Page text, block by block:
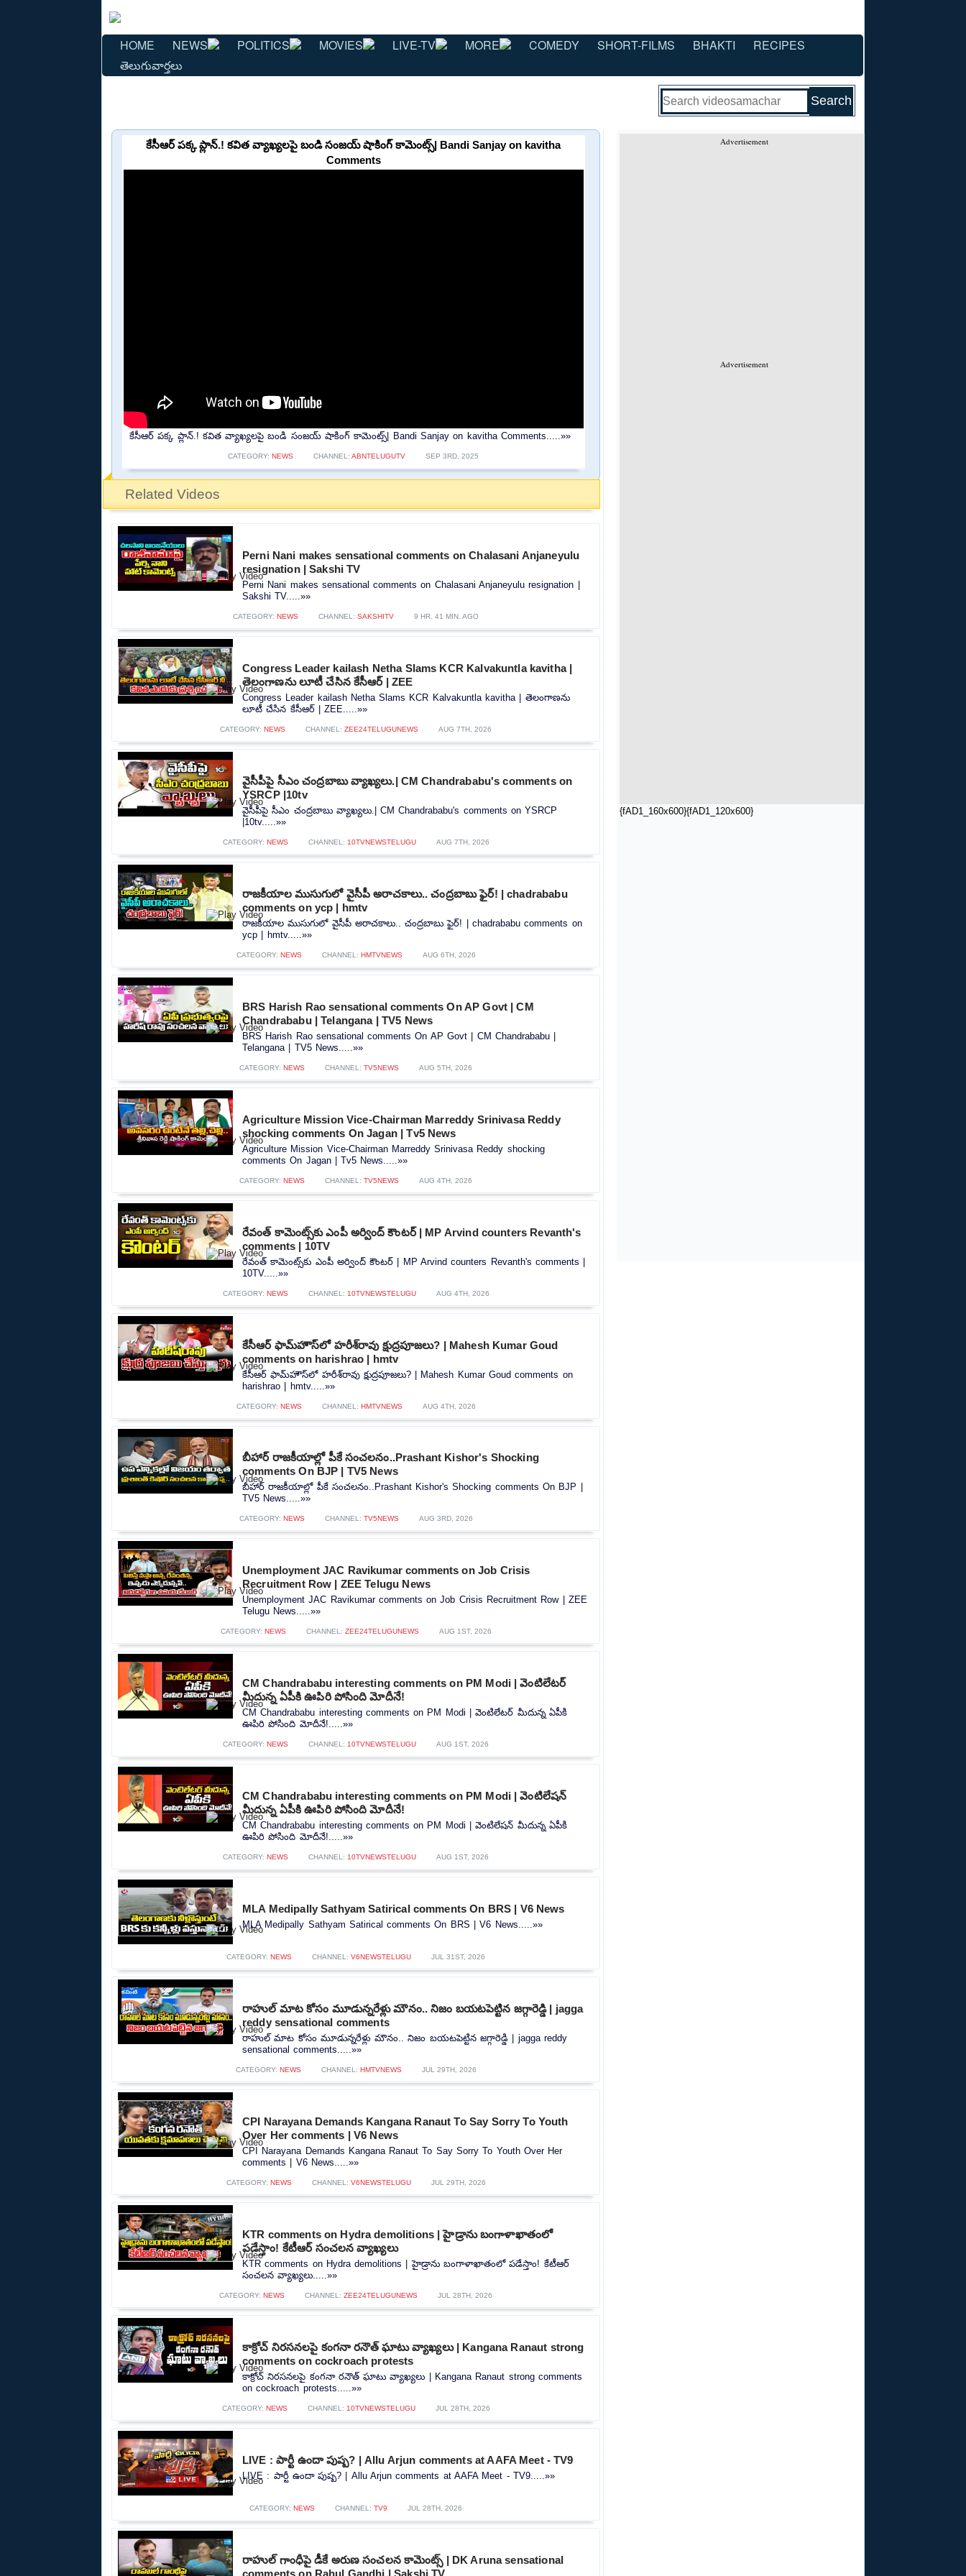
HOME NEWS POLITICS MOVIES LIVE-TV MORE COMEDY SHORT-FILMS BHAKTI
RECIPES
తెలుగువార్తలు
Advertisement
Advertisement
{fAD1_160x600}{fAD1_120x600}
కేసీఆర్ పక్క ప్లాన్.! కవిత వ్యాఖ్యలపై బండి సంజయ్ షాకింగ్ కామెంట్స్| Bandi Sanjay on kavitha
Comments
కేసీఆర్ పక్క ప్లాన్.! కవిత వ్యాఖ్యలపై బండి సంజయ్ షాకింగ్ కామెంట్స్| Bandi Sanjay on kavitha Comments.....»»
CATEGORY: NEWS CHANNEL:ABNTELUGUTV SEP 3RD, 2025
Related Videos
Perni Nani makes sensational comments on Chalasani Anjaneyulu
resignation | Sakshi TV
Perni Nani makes sensational comments on Chalasani Anjaneyulu resignation |
Sakshi TV.....»»
CATEGORY: NEWS CHANNEL: SAKSHITV 9 HR. 41 MIN. AGO
Congress Leader kailash Netha Slams KCR Kalvakuntla kavitha |
తెలంగాణను లూటీ చేసిన కేసీఆర్ | ZEE
Congress Leader kailash Netha Slams KCR Kalvakuntla kavitha | తెలంగాణను
లూటీ చేసిన కేసీఆర్ | ZEE.....»»
CATEGORY: NEWS CHANNEL: ZEE24TELUGUNEWS AUG 7TH, 2026
వైసీపీపై సీఎం చంద్రబాబు వ్యాఖ్యలు.| CM Chandrababu's comments on
YSRCP |10tv
వైసీపీపై సీఎం చంద్రబాబు వ్యాఖ్యలు.| CM Chandrababu's comments on YSRCP
|10tv.....»»
CATEGORY: NEWS CHANNEL: 10TVNEWSTELUGU AUG 7TH, 2026
రాజకీయాల ముసుగులో వైసీపీ అరాచకాలు.. చంద్రబాబు ఫైర్! | chadrababu
comments on ycp | hmtv
రాజకీయాల ముసుగులో వైసీపీ అరాచకాలు.. చంద్రబాబు ఫైర్! | chadrababu comments on
ycp | hmtv.....»»
CATEGORY: NEWS CHANNEL: HMTVNEWS AUG 6TH, 2026
BRS Harish Rao sensational comments On AP Govt | CM
Chandrababu | Telangana | TV5 News
BRS Harish Rao sensational comments On AP Govt | CM Chandrababu |
Telangana | TV5 News.....»»
CATEGORY: NEWS CHANNEL: TV5NEWS AUG 5TH, 2026
Agriculture Mission Vice-Chairman Marreddy Srinivasa Reddy
shocking comments On Jagan | Tv5 News
Agriculture Mission Vice-Chairman Marreddy Srinivasa Reddy shocking
comments On Jagan | Tv5 News.....»»
CATEGORY: NEWS CHANNEL: TV5NEWS AUG 4TH, 2026
రేవంత్ కామెంట్స్‌కు ఎంపీ అర్వింద్ కౌంటర్ | MP Arvind counters Revanth's
comments | 10TV
రేవంత్ కామెంట్స్‌కు ఎంపీ అర్వింద్ కౌంటర్ | MP Arvind counters Revanth's comments |
10TV.....»»
CATEGORY: NEWS CHANNEL: 10TVNEWSTELUGU AUG 4TH, 2026
కేసీఆర్ ఫామ్‌హౌస్‌లో హరీశ్‌రావు క్షుద్రపూజలు? | Mahesh Kumar Goud
comments on harishrao | hmtv
కేసీఆర్ ఫామ్‌హౌస్‌లో హరీశ్‌రావు క్షుద్రపూజలు? | Mahesh Kumar Goud comments on
harishrao | hmtv.....»»
CATEGORY: NEWS CHANNEL: HMTVNEWS AUG 4TH, 2026
బీహార్ రాజకీయాల్లో పీకే సంచలనం..Prashant Kishor's Shocking
comments On BJP | TV5 News
బీహార్ రాజకీయాల్లో పీకే సంచలనం..Prashant Kishor's Shocking comments On BJP |
TV5 News.....»»
CATEGORY: NEWS CHANNEL: TV5NEWS AUG 3RD, 2026
Unemployment JAC Ravikumar comments on Job Crisis
Recruitment Row | ZEE Telugu News
Unemployment JAC Ravikumar comments on Job Crisis Recruitment Row | ZEE
Telugu News.....»»
CATEGORY: NEWS CHANNEL: ZEE24TELUGUNEWS AUG 1ST, 2026
CM Chandrababu interesting comments on PM Modi | వెంటిలేటర్
మీదున్న ఏపీకి ఊపిరి పోసింది మోదీనే!
CM Chandrababu interesting comments on PM Modi | వెంటిలేటర్ మీదున్న ఏపీకి
ఊపిరి పోసింది మోదీనే!.....»»
CATEGORY: NEWS CHANNEL: 10TVNEWSTELUGU AUG 1ST, 2026
CM Chandrababu interesting comments on PM Modi | వెంటిలేషన్
మీదున్న ఏపీకి ఊపిరి పోసింది మోదీనే!
CM Chandrababu interesting comments on PM Modi | వెంటిలేషన్ మీదున్న ఏపీకి
ఊపిరి పోసింది మోదీనే!.....»»
CATEGORY: NEWS CHANNEL: 10TVNEWSTELUGU AUG 1ST, 2026
MLA Medipally Sathyam Satirical comments On BRS | V6 News
MLA Medipally Sathyam Satirical comments On BRS | V6 News.....»»
CATEGORY: NEWS CHANNEL: V6NEWSTELUGU JUL 31ST, 2026
రాహుల్ మాట కోసం మూడున్నరేళ్లు మౌనం.. నిజం బయటపెట్టిన జగ్గారెడ్డి | jagga
reddy sensational comments
రాహుల్ మాట కోసం మూడున్నరేళ్లు మౌనం.. నిజం బయటపెట్టిన జగ్గారెడ్డి | jagga reddy
sensational comments.....»»
CATEGORY: NEWS CHANNEL: HMTVNEWS JUL 29TH, 2026
CPI Narayana Demands Kangana Ranaut To Say Sorry To Youth
Over Her comments | V6 News
CPI Narayana Demands Kangana Ranaut To Say Sorry To Youth Over Her
comments | V6 News.....»»
CATEGORY: NEWS CHANNEL: V6NEWSTELUGU JUL 29TH, 2026
KTR comments on Hydra demolitions | హైడ్రాను బంగాళాఖాతంలో
పడేస్తాం! కేటీఆర్ సంచలన వ్యాఖ్యలు
KTR comments on Hydra demolitions | హైడ్రాను బంగాళాఖాతంలో పడేస్తాం! కేటీఆర్
సంచలన వ్యాఖ్యలు.....»»
CATEGORY: NEWS CHANNEL: ZEE24TELUGUNEWS JUL 28TH, 2026
కాక్రోచ్ నిరసనలపై కంగనా రనౌత్ ఘాటు వ్యాఖ్యలు | Kangana Ranaut strong
comments on cockroach protests
కాక్రోచ్ నిరసనలపై కంగనా రనౌత్ ఘాటు వ్యాఖ్యలు | Kangana Ranaut strong comments
on cockroach protests.....»»
CATEGORY: NEWS CHANNEL: 10TVNEWSTELUGU JUL 28TH, 2026
LIVE : పార్టీ ఉందా పుష్ప? | Allu Arjun comments at AAFA Meet - TV9
LIVE : పార్టీ ఉందా పుష్ప? | Allu Arjun comments at AAFA Meet - TV9.....»»
CATEGORY: NEWS CHANNEL: TV9 JUL 28TH, 2026
రాహుల్ గాంధీపై డీకే అరుణ సంచలన కామెంట్స్ | DK Aruna sensational
comments on Rahul Gandhi | Sakshi TV